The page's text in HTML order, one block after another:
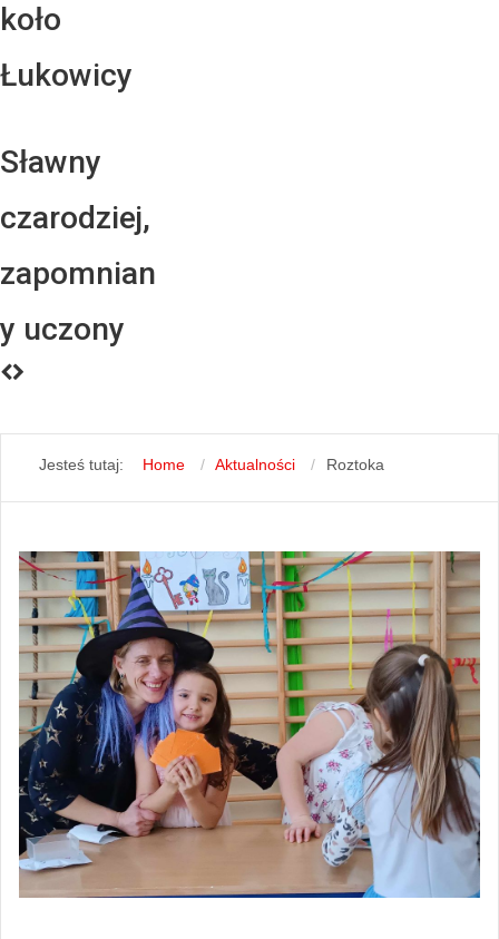
koło
Łukowicy
Sławny
czarodziej,
zapomnian
y uczony
Jesteś tutaj: Home Aktualności Roztoka